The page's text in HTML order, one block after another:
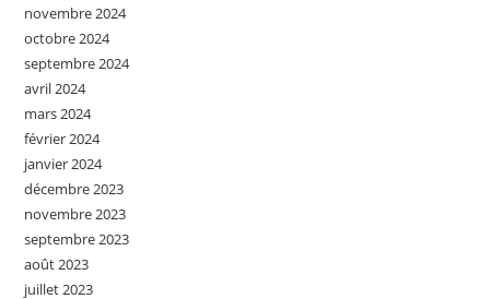
novembre 2024
octobre 2024
septembre 2024
avril 2024
mars 2024
février 2024
janvier 2024
décembre 2023
novembre 2023
septembre 2023
août 2023
juillet 2023